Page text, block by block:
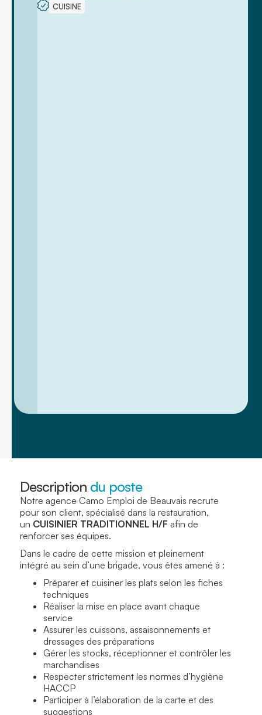
CUISINE
Description du poste
Notre agence Camo Emploi de Beauvais recrute
pour son client, spécialisé dans la restauration,
un CUISINIER TRADITIONNEL H/F afin de
renforcer ses équipes.
Dans le cadre de cette mission et pleinement
intégré au sein d’une brigade, vous êtes amené à :
Préparer et cuisiner les plats selon les fiches
techniques
Réaliser la mise en place avant chaque
service
Assurer les cuissons, assaisonnements et
dressages des préparations
Gérer les stocks, réceptionner et contrôler les
marchandises
Respecter strictement les normes d’hygiène
HACCP
Participer à l’élaboration de la carte et des
suggestions